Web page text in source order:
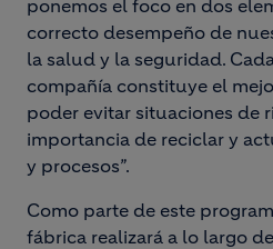
ponemos el foco en dos
correcto desempeño de
la salud y la seguridad.
compañía constituye el
poder evitar situaciones de
importancia de reciclar y
y procesos”.
Como parte de este
fábrica realizará a lo largo